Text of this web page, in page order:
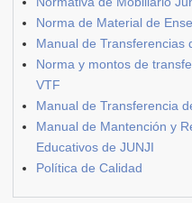
Norma de Material de
Manual de Transferencias
Norma y montos de
VTF
Manual de Transferencia
Manual de Mantención y
Educativos de JUNJI
Política de Calidad